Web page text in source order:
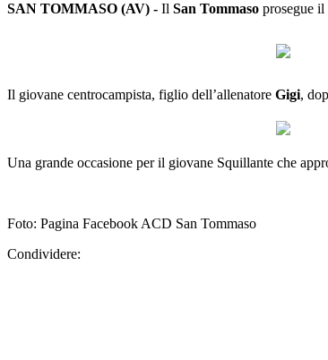
SAN TOMMASO (AV) - Il San Tommaso prosegue
Il giovane centrocampista, figlio dell’allenatore Gigi,
Una grande occasione per il giovane Squillante che
Foto: Pagina Facebook ACD San Tommaso
Condividere: